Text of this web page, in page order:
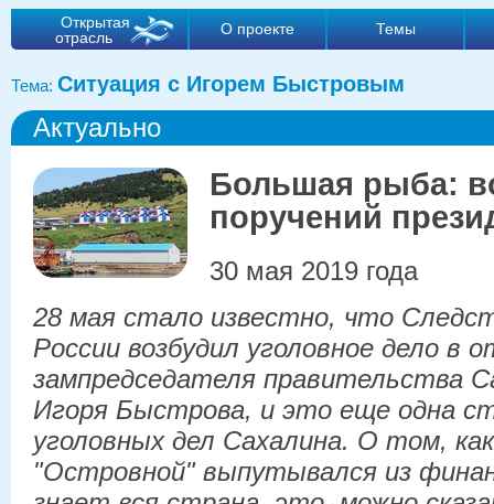
Открытая
отрасль
О проекте Темы
Тема: Ситуация с Игорем Быстровым
Актуально
Большая рыба:
поручений
30 мая 2019 года
28 мая стало известно, что
России возбудил уголовное дело в
зампредседателя правительства
Игоря Быстрова, и это еще одна
уголовных дел Сахалина. О том,
"Островной" выпутывался из